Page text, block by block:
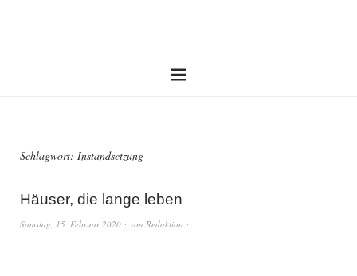
Schlagwort: Instandsetzung
Häuser, die lange leben
Samstag, 15. Februar 2020 von Redaktion